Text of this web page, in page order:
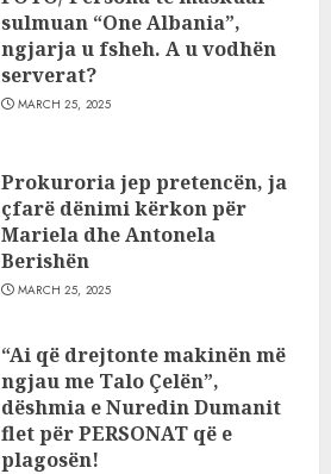
sulmuan “One Albania”,
ngjarja u fsheh. A u vodhën
serverat?
MARCH 25, 2025
Prokuroria jep pretencën, ja
çfarë dënimi kërkon për
Mariela dhe Antonela
Berishën
MARCH 25, 2025
“Ai që drejtonte makinën më
ngjau me Talo Çelën”,
dëshmia e Nuredin Dumanit
flet për PERSONAT që e
plagosën!